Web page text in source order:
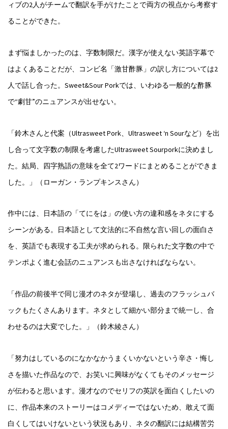
ィブの2人がチームで翻訳を手がけたことで両方の視点から考察す
ることができた。
まず悩ましかったのは、字数制限だ。漢字が使えない英語字幕で
はよくあることだが、コンビ名「激甘酢豚」の訳し方については2
人で話し合った。Sweet&Sour Porkでは、いわゆる一般的な酢豚
で“劇甘”のニュアンスが出せない。
「鈴木さんと代案（Ultrasweet Pork、Ultrasweet ‘n Sourなど）を出
し合って文字数の制限を考慮したUltrasweet Sourporkに決めまし
た。結局、四字熟語の意味を全て2ワードにまとめることができま
した。」（ローガン・ランプキンスさん）
作中には、日本語の「てにをは」の使い方の違和感をネタにする
シーンがある。日本語として文法的に不自然な言い回しの面白さ
を、英語でも表現する工夫が求められる。限られた文字数の中で
テンポよく進む会話のニュアンスも出さなければならない。
「作品の前後半で同じ漫才のネタが登場し、過去のフラッシュバ
ックもたくさんあります。ネタとして細かい部分まで統一し、合
わせるのは大変でした。」（鈴木綾さん）
「努力はしているのになかなかうまくいかないという辛さ・悔し
さを描いた作品なので、お笑いに興味がなくてもそのメッセージ
が伝わると思います。漫才なのでセリフの英訳を面白くしたいの
に、作品本来のストーリーはコメディーではないため、敢えて面
白くしてはいけないという状況もあり、ネタの翻訳には結構苦労